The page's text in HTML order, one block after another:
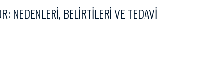
NEDENLERI, BELIRTILERI VE TEDAVI